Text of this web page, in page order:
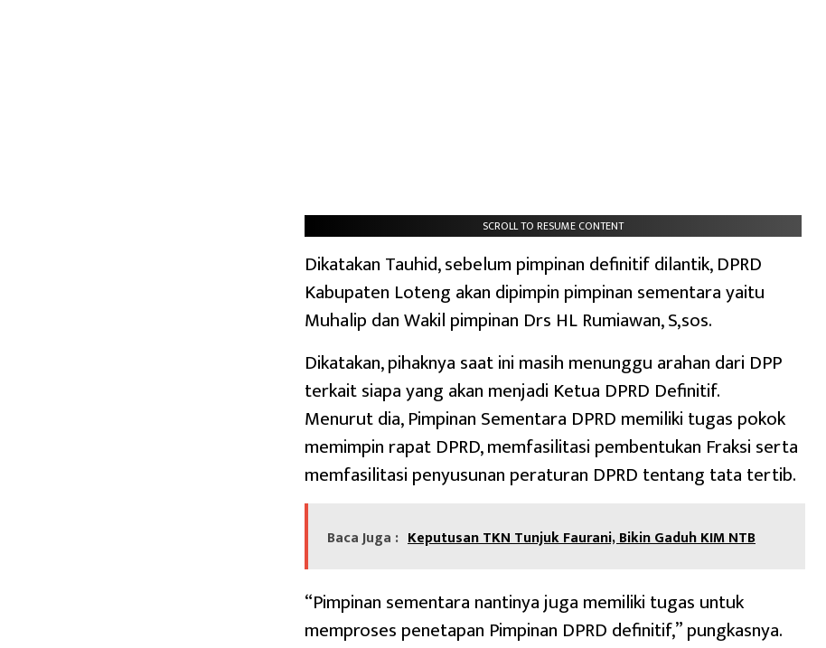
SCROLL TO RESUME CONTENT
Dikatakan Tauhid, sebelum pimpinan definitif dilantik, DPRD
Kabupaten Loteng akan dipimpin pimpinan sementara yaitu
Muhalip dan Wakil pimpinan Drs HL Rumiawan, S,sos.
Dikatakan, pihaknya saat ini masih menunggu arahan dari DPP
terkait siapa yang akan menjadi Ketua DPRD Definitif.
Menurut dia, Pimpinan Sementara DPRD memiliki tugas pokok
memimpin rapat DPRD, memfasilitasi pembentukan Fraksi serta
memfasilitasi penyusunan peraturan DPRD tentang tata tertib.
Baca Juga : Keputusan TKN Tunjuk Faurani, Bikin Gaduh KIM NTB
“Pimpinan sementara nantinya juga memiliki tugas untuk
memproses penetapan Pimpinan DPRD definitif,” pungkasnya.